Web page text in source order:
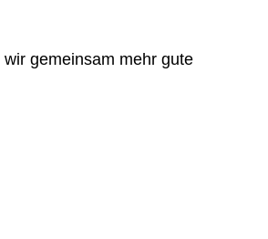
gemeinsam mehr gute